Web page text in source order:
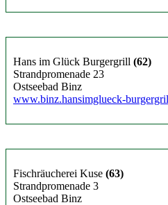
Hans im Glück Burgergrill (62)
Strandpromenade 23
Ostseebad Binz
www.binz.hansimglueck-
Fischräucherei Kuse (63)
Strandpromenade 3
Ostseebad Binz